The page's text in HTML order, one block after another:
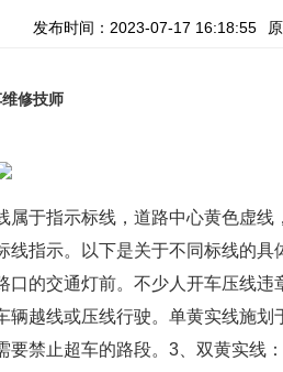
发布时间：2023-07-17 16:18:55
修技师
属于指示标线，道路中心黄色虚
线指示。以下是关于不同标线的
口的交通灯前。不少人开车压线
辆越线或压线行驶。单黄实线施
要禁止超车的路段。3、双黄实线